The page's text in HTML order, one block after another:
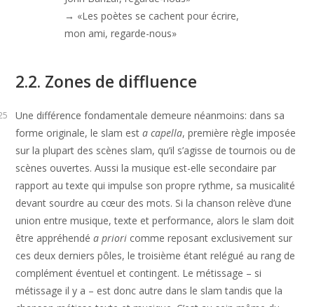
→ «Les poètes se cachent pour écrire,
mon ami, regarde-nous»
2.2. Zones de diffluence
Une différence fondamentale demeure néanmoins: dans sa
forme originale, le slam esta capella, première règle imposée
sur la plupart des scènes slam, qu’il s’agisse de tournois ou de
scènes ouvertes. Aussi la musique est-elle secondaire par
rapport au texte qui impulse son propre rythme, sa musicalité
devant sourdre au cœur des mots. Si la chanson relève d’une
union entre musique, texte et performance, alors le slam doit
être appréhendéa priori comme reposant exclusivement sur
ces deux derniers pôles, le troisième étant relégué au rang de
complément éventuel et contingent. Le métissage – si
métissage il y a – est donc autre dans le slam tandis que la